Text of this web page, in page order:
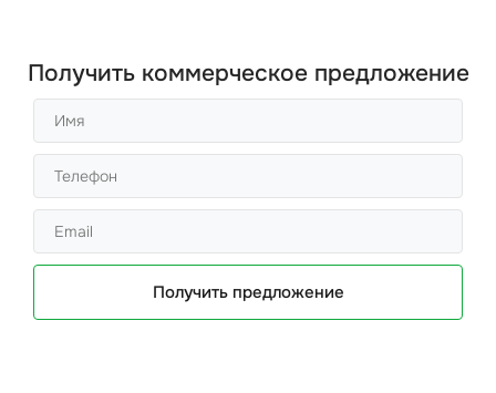
Получить коммерческое предложение
Получить предложение